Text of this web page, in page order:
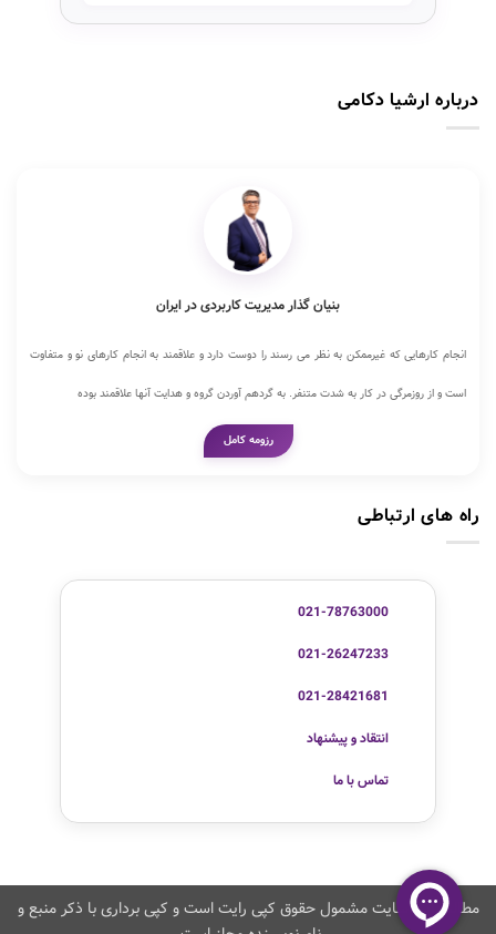
درباره ارشیا دکامی
بنیان گذار مدیریت کاربردی در ایران
انجام کارهایی که غیرممکن به نظر می رسند را دوست دارد و علاقمند به انجام کارهای نو و متفاوت
است و از روزمرگی در کار به شدت متنفر. به گردهم آوردن گروه و هدایت آنها علاقمند بوده
رزومه کامل
راه های ارتباطی
021-78763000
021-26247233
021-28421681
انتقاد و پیشنهاد
تماس با ما
مطالب این سایت مشمول حقوق کپی رایت است و کپی برداری با ذکر منبع و